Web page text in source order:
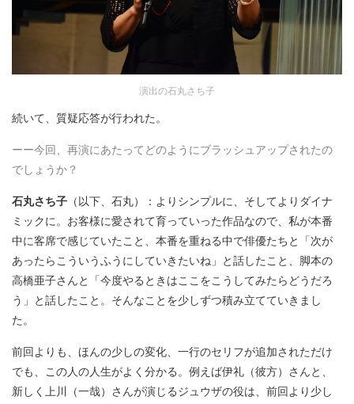
演出の石丸さち子
続いて、質疑応答が行われた。
ーー今回、再演にあたってどのようにブラッシュアップされたの
でしょうか？
石丸さち子 （以下、石丸）：よりシンプルに、そしてよりダイナ
ミックに。お客様に愛されて育っていった作品なので、私が本番
中に客席で感じていたこと、本番を重ねる中で俳優たちと「次が
あったらこういうふうにしていきたいね」と話したこと、脚本の
高橋亜子さんと「今度やるときはここをこうしてみたらどうだろ
う」と話したこと。そんなことを少しずつ積み立てていきまし
た。
前回よりも、ほんの少しの変化、一行のセリフが追加されただけ
でも、この人の人生がよく分かる。例えば伊礼（彼方）さんと、
新しく上川（一哉）さんが演じるジュウザの役は、前回より少し